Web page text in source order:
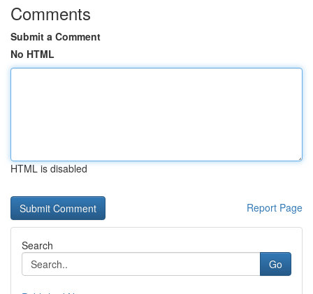
Comments
Submit a Comment
No HTML
HTML is disabled
Report Page
Search
Go